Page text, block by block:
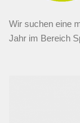
Wir suchen eine
Jahr im Bereich